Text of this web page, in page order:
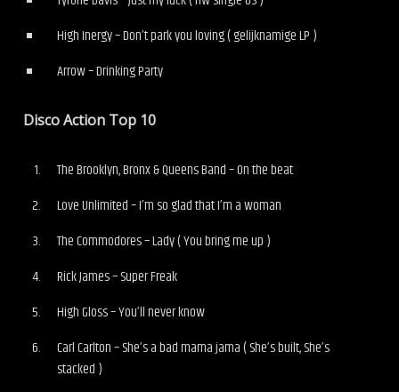
High Inergy – Don’t park you loving ( gelijknamige LP )
Arrow – Drinking Party
Disco Action Top 10
The Brooklyn, Bronx & Queens Band – On the beat
Love Unlimited – I’m so glad that I’m a woman
The Commodores – Lady ( You bring me up )
Rick James – Super Freak
High Gloss – You’ll never know
Carl Carlton – She’s a bad mama jama ( She’s built, She’s
stacked )